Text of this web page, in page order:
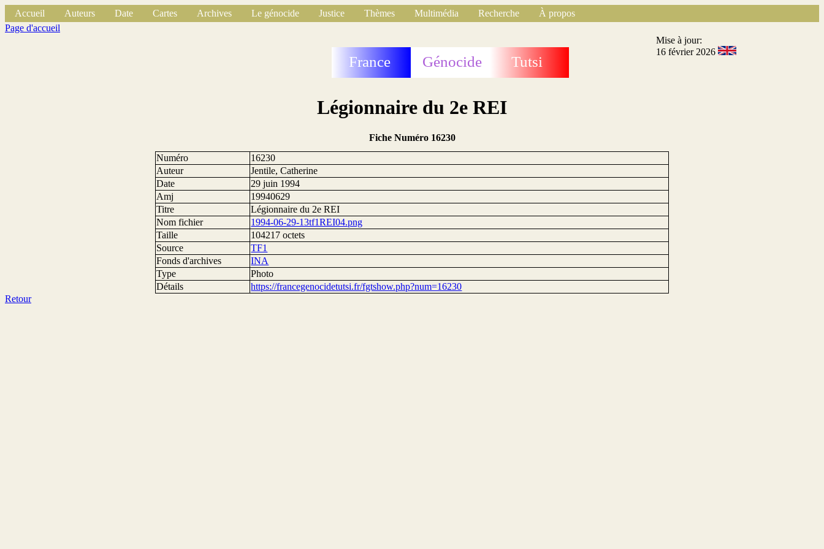
Accueil Auteurs Date Cartes Archives Le génocide Justice Thèmes Multimédia Recherche
À propos
Page d'accueil
France Génocide Tutsi
Mise à jour:
16 février 2026
Légionnaire du 2e REI
Fiche Numéro 16230
Numéro
16230
Auteur
Jentile, Catherine
Date
29 juin 1994
Amj
19940629
Titre
Légionnaire du 2e REI
Nom fichier
1994-06-29-13tf1REI04.png
Taille
104217 octets
Source
TF1
Fonds d'archives
INA
Type
Photo
Détails
https://francegenocidetutsi.fr/fgtshow.php?num=16230
Retour